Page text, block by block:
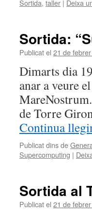
Sortida, taller | Deixa
Sortida:
Publicat el 21 de
Dimarts dia
anar a veure
de Torre
Continua
Publicat dins de
Supercomputing |
Sortida al
Publicat el 21 de